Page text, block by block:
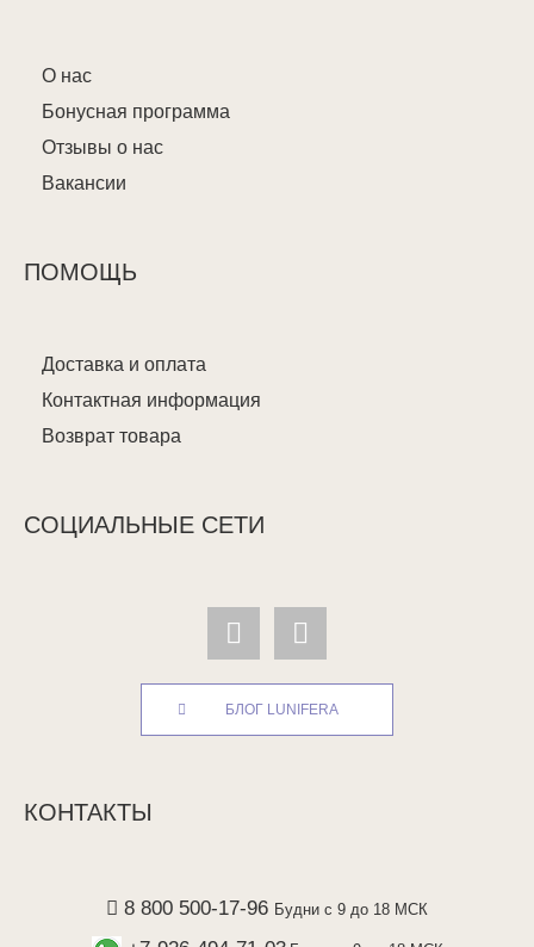
О нас
Бонусная программа
Отзывы о нас
Вакансии
ПОМОЩЬ
Доставка и оплата
Контактная информация
Возврат товара
СОЦИАЛЬНЫЕ СЕТИ
БЛОГ LUNIFERA
КОНТАКТЫ
8 800 500-17-96 Будни с 9 до 18 МСК